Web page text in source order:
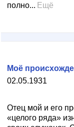
полно... Ещё
02.05.1931
Моё
Отец мой и его
«целого ряда»